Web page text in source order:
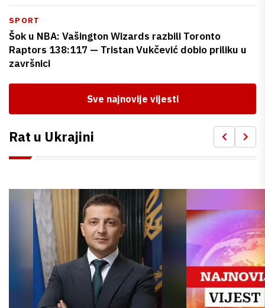
SPORT
Šok u NBA: Vašington Wizards razbili Toronto
Raptors 138:117 — Tristan Vukčević dobio priliku u
završnici
Sve najnovije vijesti
Rat u Ukrajini